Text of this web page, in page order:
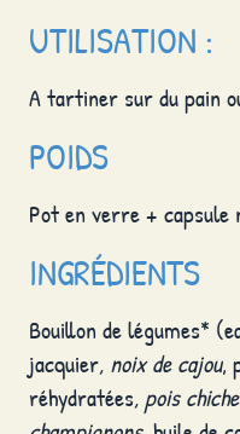
UTILISATION :
A tartiner sur du pain
POIDS
Pot en verre + capsule
INGRÉDIENTS
Bouillon de légumes*
jacquier, noix de cajou,
réhydratées, pois